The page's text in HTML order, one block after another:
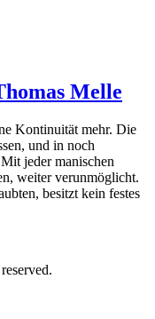
Melle
Kontinuität mehr. Die
und in noch
jeder manischen
weiter verunmöglicht.
besitzt kein festes